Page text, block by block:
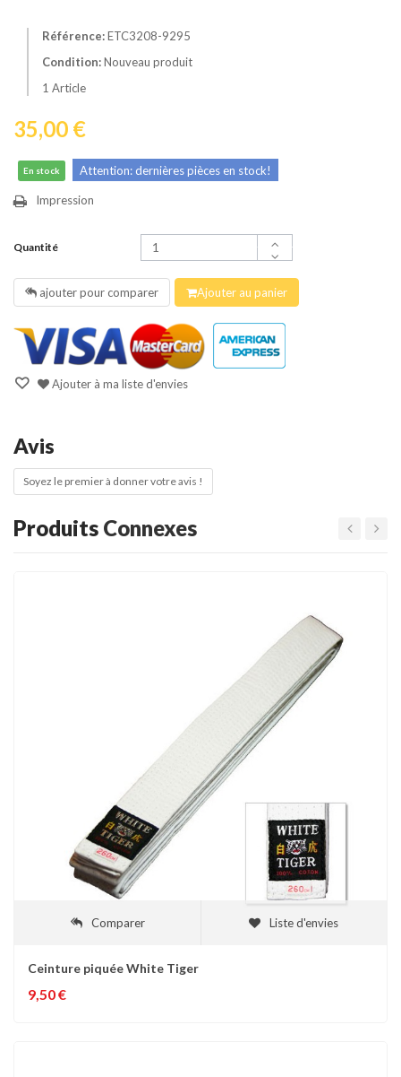
Référence:ETC3208-9295
Condition:Nouveau produit
1 Article
35,00 €
En stock Attention: dernières pièces en stock!
Impression
Quantité
ajouter pour comparer Ajouter au panier
Ajouter à ma liste d'envies
Avis
Soyez le premier à donner votre avis !
Produits Connexes
Comparer Liste d'envies
Ceinture piquée White Tiger
9,50 €